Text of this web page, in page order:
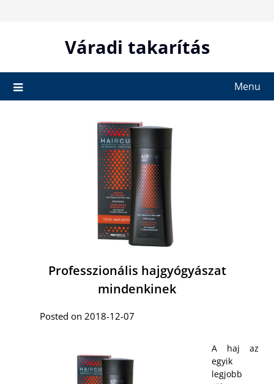
Váradi takarítás
Menu
Professzionális hajgyógyászat
mindenkinek
Posted on 2018-12-07
A haj az
egyik
legjobb